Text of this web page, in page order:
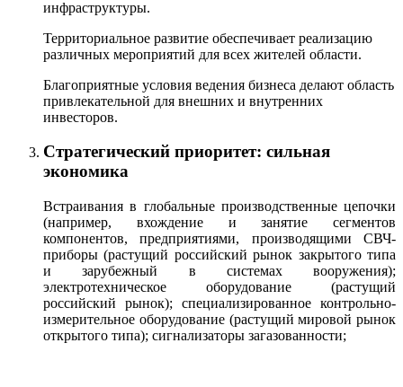
инфраструктуры.
Территориальное развитие обеспечивает реализацию
различных мероприятий для всех жителей области.
Благоприятные условия ведения бизнеса делают область
привлекательной для внешних и внутренних
инвесторов.
Стратегический приоритет: сильная
экономика
Встраивания в глобальные производственные цепочки
(например, вхождение и занятие сегментов
компонентов, предприятиями, производящими СВЧ-
приборы (растущий российский рынок закрытого типа
и зарубежный в системах вооружения);
электротехническое оборудование (растущий
российский рынок); специализированное контрольно-
измерительное оборудование (растущий мировой рынок
открытого типа); сигнализаторы загазованности;